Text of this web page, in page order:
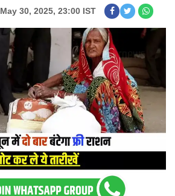
May 30, 2025, 23:00 IST